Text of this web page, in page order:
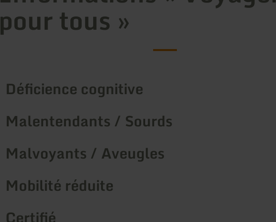
pour tous »
Déficience cognitive
Malentendants / Sourds
Malvoyants / Aveugles
Mobilité réduite
Certifié